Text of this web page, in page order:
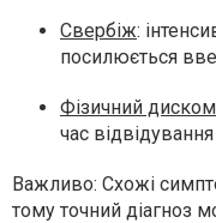
Свербіж:
посилюється
Фізичний
час
Важливо: Схожі
тому точний діагноз